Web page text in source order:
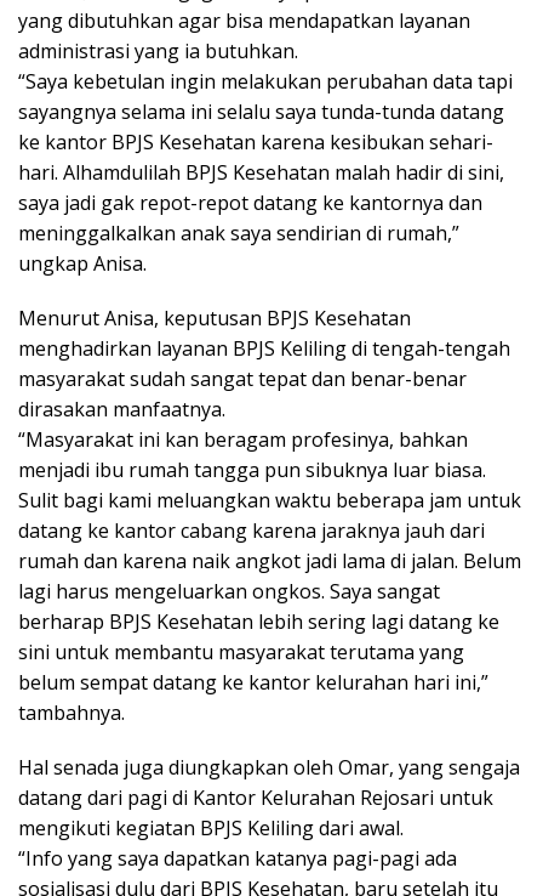
yang dibutuhkan agar bisa mendapatkan layanan
administrasi yang ia butuhkan.
“Saya kebetulan ingin melakukan perubahan data tapi
sayangnya selama ini selalu saya tunda-tunda datang
ke kantor BPJS Kesehatan karena kesibukan sehari-
hari. Alhamdulilah BPJS Kesehatan malah hadir di sini,
saya jadi gak repot-repot datang ke kantornya dan
meninggalkalkan anak saya sendirian di rumah,”
ungkap Anisa.
Menurut Anisa, keputusan BPJS Kesehatan
menghadirkan layanan BPJS Keliling di tengah-tengah
masyarakat sudah sangat tepat dan benar-benar
dirasakan manfaatnya.
“Masyarakat ini kan beragam profesinya, bahkan
menjadi ibu rumah tangga pun sibuknya luar biasa.
Sulit bagi kami meluangkan waktu beberapa jam untuk
datang ke kantor cabang karena jaraknya jauh dari
rumah dan karena naik angkot jadi lama di jalan. Belum
lagi harus mengeluarkan ongkos. Saya sangat
berharap BPJS Kesehatan lebih sering lagi datang ke
sini untuk membantu masyarakat terutama yang
belum sempat datang ke kantor kelurahan hari ini,”
tambahnya.
Hal senada juga diungkapkan oleh Omar, yang sengaja
datang dari pagi di Kantor Kelurahan Rejosari untuk
mengikuti kegiatan BPJS Keliling dari awal.
“Info yang saya dapatkan katanya pagi-pagi ada
sosialisasi dulu dari BPJS Kesehatan, baru setelah itu